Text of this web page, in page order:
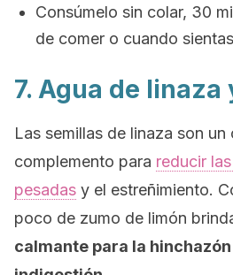
Consúmelo sin colar, 30
de comer o cuando
7. Agua de linaza
Las semillas de linaza son
complemento para reducir
pesadas y el estreñimiento.
poco de zumo de limón
calmante para la